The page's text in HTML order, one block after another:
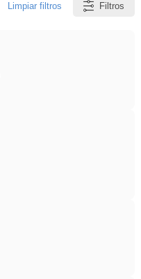
Limpiar filtros Filtros